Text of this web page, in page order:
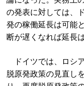
の発表に対しては、
発の稼働延長は可能
断が遅くなれば延長
ドイツでは、ロシ
脱原発政策の見直し